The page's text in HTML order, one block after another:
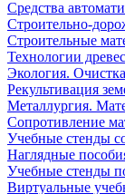
Средства
Строительно-
Строительные
Технологии
Экология.
Рекультивация
Металлургия.
Сопротивление
Учебные стенды
Наглядные
Учебные стенды
Виртуальные